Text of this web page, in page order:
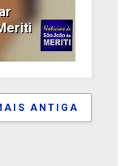
ANTIGA